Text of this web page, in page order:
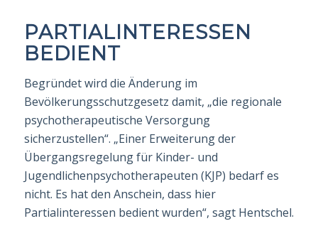
PARTIALINTERESSEN
BEDIENT
Begründet wird die Änderung im
Bevölkerungsschutzgesetz damit, „die regionale
psycho­therapeutische Versorgung
sicherzustellen“. „Einer Erweiterung der
Übergangsregelung für Kinder- und
Jugendlichenpsychotherapeuten (KJP) bedarf es
nicht. Es hat den An­schein, dass hier
Partialinteressen bedient wurden“, sagt Hentschel.